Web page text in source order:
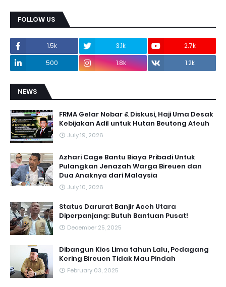
FOLLOW US
1.5k 3.1k
2.7k
500
1.8k 1.2k
NEWS
FRMA Gelar Nobar & Diskusi, Haji Uma Desak
Kebijakan Adil untuk Hutan Beutong Ateuh
July 19, 2026
Azhari Cage Bantu Biaya Pribadi Untuk
Pulangkan Jenazah Warga Bireuen dan
Dua Anaknya dari Malaysia
July 10, 2026
Status Darurat Banjir Aceh Utara
Diperpanjang: Butuh Bantuan Pusat!
December 25, 2025
Dibangun Kios Lima tahun Lalu, Pedagang
Kering Bireuen Tidak Mau Pindah
February 03, 2025